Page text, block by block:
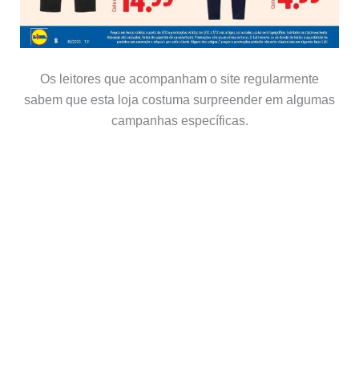
Os leitores que acompanham o site regularmente
sabem que esta loja costuma surpreender em algumas
campanhas específicas.